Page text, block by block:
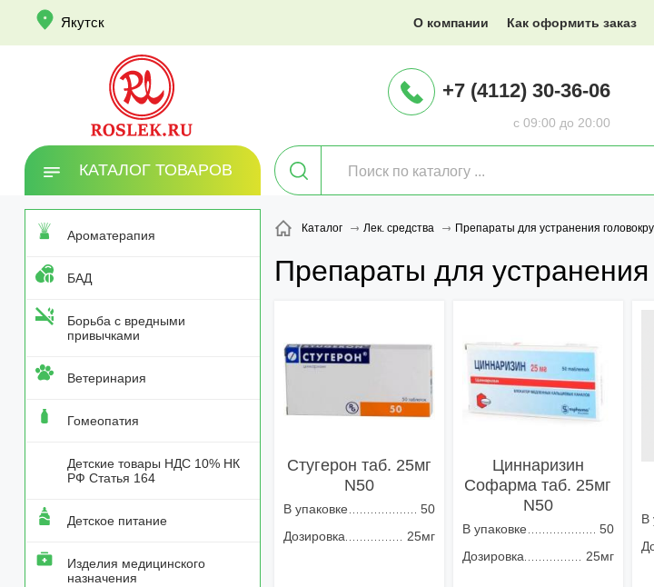
info@XXX.ru
О компании Как оформить заказ
с 09:00 до 20:00
+7 (4112) 30-36-06
Якутск
КАТАЛОГ ТОВАРОВ
Ароматерапия
БАД
Борьба с вредными
привычками
Ветеринария
Гомеопатия
Детские товары НДС 10% НК
РФ Статья 164
Детское питание
Изделия медицинского
назначения
Каталог Лек. средства Препараты для устранения
Препараты для
Стугерон таб. 25мг
N50
В упаковке
50
Дозировка
25мг
Циннаризин
Софарма таб. 25мг
N50
В упаковке
50
Дозировка
25мг
В